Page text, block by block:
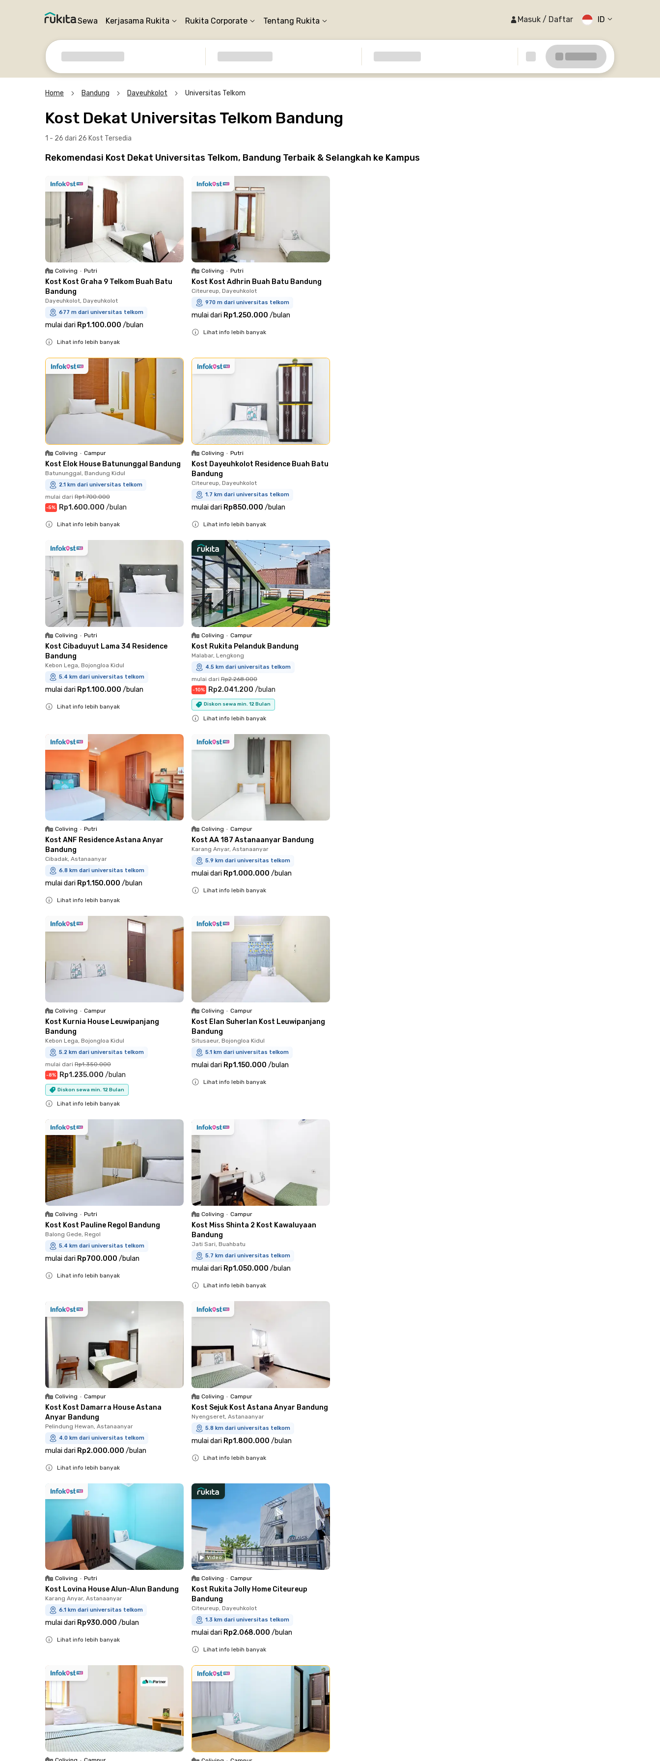
Sewa Kerjasama Rukita Rukita Corporate Tentang Rukita Masuk / Daftar ID
Home Bandung Dayeuhkolot Universitas Telkom
Kost Dekat Universitas Telkom Bandung
1 - 26 dari 26 Kost Tersedia
Rekomendasi Kost Dekat Universitas Telkom, Bandung Terbaik & Selangkah ke Kampus
Coliving • Putri
Kost Kost Graha 9 Telkom Buah Batu
Bandung
Dayeuhkolot, Dayeuhkolot
677 m dari universitas telkom
mulai dari Rp1.100.000 /bulan
Lihat info lebih banyak
Coliving • Putri
Kost Kost Adhrin Buah Batu Bandung
Citeureup, Dayeuhkolot
970 m dari universitas telkom
mulai dari Rp1.250.000 /bulan
Lihat info lebih banyak
Coliving • Campur
Kost Elok House Batununggal Bandung
Batununggal, Bandung Kidul
2.1 km dari universitas telkom
mulai dari Rp1.700.000
-5% Rp1.600.000 /bulan
Lihat info lebih banyak
Coliving • Putri
Kost Dayeuhkolot Residence Buah Batu
Bandung
Citeureup, Dayeuhkolot
1.7 km dari universitas telkom
mulai dari Rp850.000 /bulan
Lihat info lebih banyak
Coliving • Putri
Kost Cibaduyut Lama 34 Residence
Bandung
Kebon Lega, Bojongloa Kidul
5.4 km dari universitas telkom
mulai dari Rp1.100.000 /bulan
Lihat info lebih banyak
Coliving • Campur
Kost Rukita Pelanduk Bandung
Malabar, Lengkong
4.5 km dari universitas telkom
mulai dari Rp2.268.000
-10% Rp2.041.200 /bulan
Diskon sewa min. 12 Bulan
Lihat info lebih banyak
Coliving • Putri
Kost ANF Residence Astana Anyar
Bandung
Cibadak, Astanaanyar
6.8 km dari universitas telkom
mulai dari Rp1.150.000 /bulan
Lihat info lebih banyak
Coliving • Campur
Kost AA 187 Astanaanyar Bandung
Karang Anyar, Astanaanyar
5.9 km dari universitas telkom
mulai dari Rp1.000.000 /bulan
Lihat info lebih banyak
Coliving • Campur
Kost Kurnia House Leuwipanjang
Bandung
Kebon Lega, Bojongloa Kidul
5.2 km dari universitas telkom
mulai dari Rp1.350.000
-8% Rp1.235.000 /bulan
Diskon sewa min. 12 Bulan
Lihat info lebih banyak
Coliving • Campur
Kost Elan Suherlan Kost Leuwipanjang
Bandung
Situsaeur, Bojongloa Kidul
5.1 km dari universitas telkom
mulai dari Rp1.150.000 /bulan
Lihat info lebih banyak
Coliving • Putri
Kost Kost Pauline Regol Bandung
Balong Gede, Regol
5.4 km dari universitas telkom
mulai dari Rp700.000 /bulan
Lihat info lebih banyak
Coliving • Campur
Kost Miss Shinta 2 Kost Kawaluyaan
Bandung
Jati Sari, Buahbatu
5.7 km dari universitas telkom
mulai dari Rp1.050.000 /bulan
Lihat info lebih banyak
Coliving • Campur
Kost Kost Damarra House Astana
Anyar Bandung
Pelindung Hewan, Astanaanyar
4.0 km dari universitas telkom
mulai dari Rp2.000.000 /bulan
Lihat info lebih banyak
Coliving • Campur
Kost Sejuk Kost Astana Anyar Bandung
Nyengseret, Astanaanyar
5.8 km dari universitas telkom
mulai dari Rp1.800.000 /bulan
Lihat info lebih banyak
Coliving • Putri
Kost Lovina House Alun-Alun Bandung
Karang Anyar, Astanaanyar
6.1 km dari universitas telkom
mulai dari Rp930.000 /bulan
Lihat info lebih banyak
Video
Coliving • Campur
Kost Rukita Jolly Home Citeureup
Bandung
Citeureup, Dayeuhkolot
1.3 km dari universitas telkom
mulai dari Rp2.068.000 /bulan
Lihat info lebih banyak